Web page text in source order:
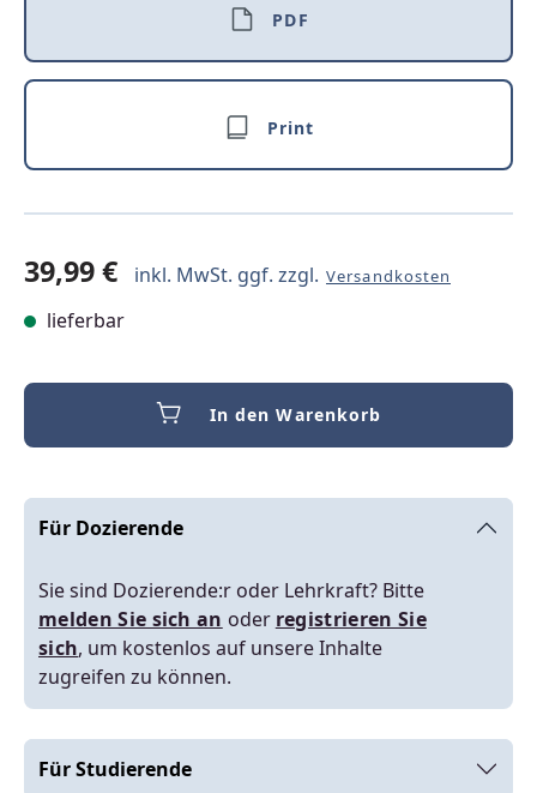
PDF
Print
39,99 € inkl. MwSt. ggf. zzgl. Versandkosten
lieferbar
In den Warenkorb
Für Dozierende
Sie sind Dozierende:r oder Lehrkraft? Bitte
melden Sie sich an oder registrieren Sie
sich, um kostenlos auf unsere Inhalte
zugreifen zu können.
Für Studierende